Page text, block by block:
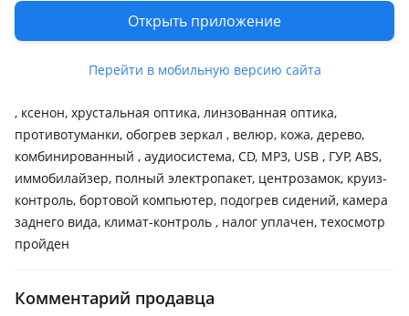
Открыть приложение
Перейти в мобильную версию сайта
Цвет
Растаможен в Казахстане
Да
, ксенон, хрустальная оптика, линзованная оптика,
противотуманки, обогрев зеркал , велюр, кожа, дерево,
комбинированный , аудиосистема, CD, MP3, USB , ГУР, ABS,
иммобилайзер, полный электропакет, центрозамок, круиз-
контроль, бортовой компьютер, подогрев сидений, камера
заднего вида, климат-контроль , налог уплачен, техосмотр
пройден
Комментарий продавца